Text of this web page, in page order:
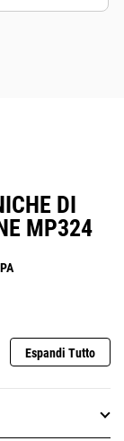
DI
MP324
Espandi Tutto